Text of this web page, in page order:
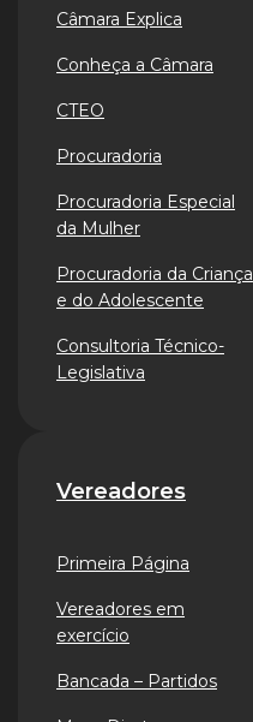
Câmara Explica
Conheça a Câmara
CTEO
Procuradoria
Procuradoria Especial
da Mulher
Procuradoria da Criança
e do Adolescente
Consultoria Técnico-
Legislativa
Vereadores
Primeira Página
Vereadores em
exercício
Bancada – Partidos